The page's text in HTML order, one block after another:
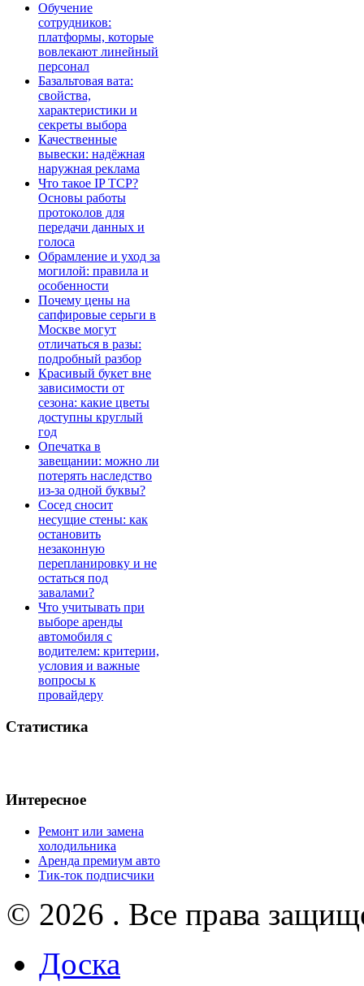
Обучение
сотрудников:
платформы, которые
вовлекают линейный
персонал
Базальтовая вата:
свойства,
характеристики и
секреты выбора
Качественные
вывески: надёжная
наружная реклама
Что такое IP TCP?
Основы работы
протоколов для
передачи данных и
голоса
Обрамление и уход за
могилой: правила и
особенности
Почему цены на
сапфировые серьги в
Москве могут
отличаться в разы:
подробный разбор
Красивый букет вне
зависимости от
сезона: какие цветы
доступны круглый
год
Опечатка в
завещании: можно ли
потерять наследство
из-за одной буквы?
Сосед сносит
несущие стены: как
остановить
незаконную
перепланировку и не
остаться под
завалами?
Что учитывать при
выборе аренды
автомобиля с
водителем: критерии,
условия и важные
вопросы к
провайдеру
Статистика
Интересное
Ремонт или замена
холодильника
Аренда премиум авто
Тик-ток подписчики
© 2026 . Все права
Доска